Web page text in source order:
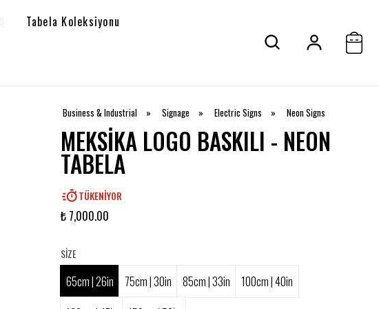
Tabela Koleksiyonu
Business & Industrial » Signage » Electric Signs » Neon Signs
MEKSIKA LOGO BASKILI - NEON
TABELA
TÜKENIYOR
₺ 7,000.00
SIZE
65cm | 26in 75cm | 30in 85cm | 33in
100cm | 40in